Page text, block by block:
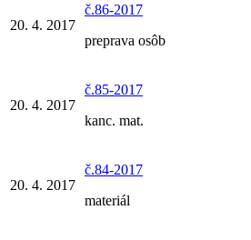
20. 4. 2017
č.86-2017
preprava osôb
20. 4. 2017
č.85-2017
kanc. mat.
20. 4. 2017
č.84-2017
materiál